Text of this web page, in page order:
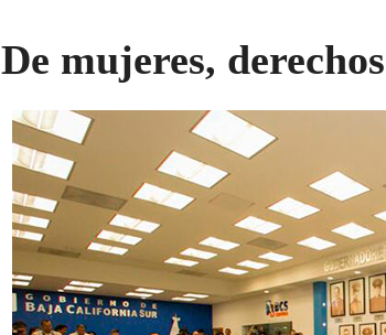
De mujeres,